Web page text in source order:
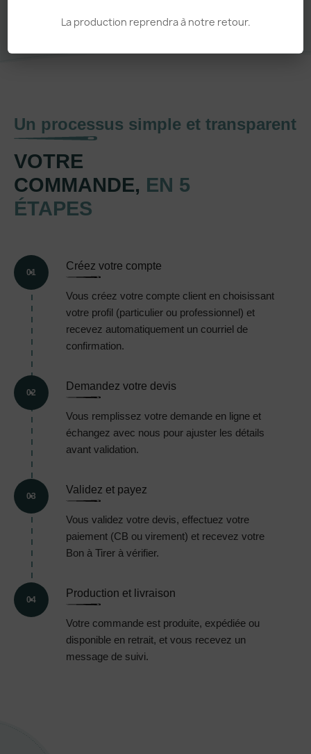
La production reprendra à notre retour.
Un processus simple et transparent
VOTRE
COMMANDE, EN 5
ÉTAPES
01
Créez votre compte
Vous créez votre compte client en choisissant
votre profil (particulier ou professionnel) et
recevez automatiquement un courriel de
confirmation.
02
Demandez votre devis
Vous remplissez votre demande en ligne et
échangez avec nous pour ajuster les détails
avant validation.
03
Validez et payez
Vous validez votre devis, effectuez votre
paiement (CB ou virement) et recevez votre
Bon à Tirer à vérifier.
04
Production et livraison
Votre commande est produite, expédiée ou
disponible en retrait, et vous recevez un
message de suivi.